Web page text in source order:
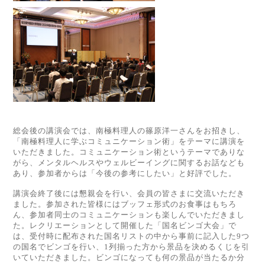
総会後の講演会では、南極料理人の篠原洋一さんをお招きし、
「南極料理人に学ぶコミュニケーション術」をテーマに講演を
いただきました。コミュニケーション術というテーマでありな
がら、メンタルヘルスやウェルビーイングに関するお話なども
あり、参加者からは「今後の参考にしたい」と好評でした。
講演会終了後には懇親会を行い、会員の皆さまに交流いただき
ました。参加された皆様にはブッフェ形式のお食事はもちろ
ん、参加者同士のコミュニケーションも楽しんでいただきまし
た。レクリエーションとして開催した「国名ビンゴ大会」で
は、受付時に配布された国名リストの中から事前に記入した9つ
の国名でビンゴを行い、1列揃った方から景品を決めるくじを引
いていただきました。ビンゴになっても何の景品が当たるか分